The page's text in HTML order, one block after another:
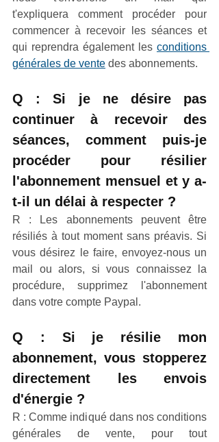
t'expliquera comment procéder pour
commencer à recevoir les séances et
qui reprendra également les conditions
générales de vente des abonnements.
Q : Si je ne désire pas
continuer à recevoir des
séances, comment puis-je
procéder pour résilier
l'abonnement mensuel et y a-
t-il un délai à respecter ?
R : Les abonnements peuvent être
résiliés à tout moment sans préavis. Si
vous désirez le faire, envoyez-nous un
mail ou alors, si vous connaissez la
procédure, supprimez l'abonnement
dans votre compte Paypal.
Q : Si je résilie mon
abonnement, vous stopperez
directement les envois
d'énergie ?
R : Comme indiqué dans nos conditions
générales de vente, pour tout